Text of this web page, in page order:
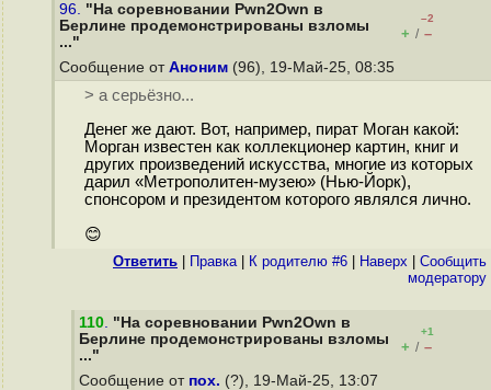
96. "На соревновании Pwn2Own в
Берлине продемонстрированы взломы
..."
–2
+ / –
Сообщение от Аноним (96), 19-Май-25, 08:35
> а серьёзно...
Денег же дают. Вот, например, пират Моган какой:
Морган известен как коллекционер картин, книг и
других произведений искусства, многие из которых
дарил «Метрополитен-музею» (Нью-Йорк),
спонсором и президентом которого являлся лично.
😊
Ответить Правка| К родителю #6 Наверх
Cообщить
модератору
110. "На соревновании Pwn2Own в
Берлине продемонстрированы взломы
..."
+1
+ / –
Сообщение от пох. (?), 19-Май-25, 13:07